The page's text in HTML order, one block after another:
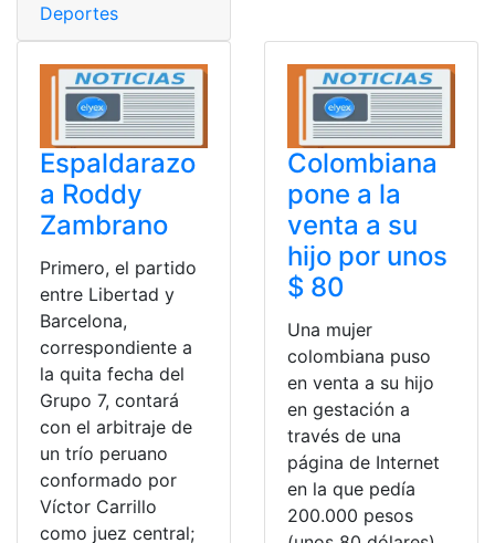
Deportes
Espaldarazo
a Roddy
Zambrano
Primero, el partido
entre Libertad y
Barcelona,
correspondiente a
la quita fecha del
Grupo 7, contará
con el arbitraje de
un trío peruano
conformado por
Víctor Carrillo
como juez central;
Colombiana
pone a la
venta a su
hijo por unos
$ 80
Una mujer
colombiana puso
en venta a su hijo
en gestación a
través de una
página de Internet
en la que pedía
200.000 pesos